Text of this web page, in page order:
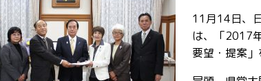
11月14日、
は、「2017
要望・提案